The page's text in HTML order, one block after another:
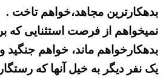
بدهکارترین مجاهد،خواهم تاخت .
نمیخواهم از فرصت استثنایی که
بدهکارخواهم ماند، خواهم جنگید
یک نفر دیگر به خیل آنها که